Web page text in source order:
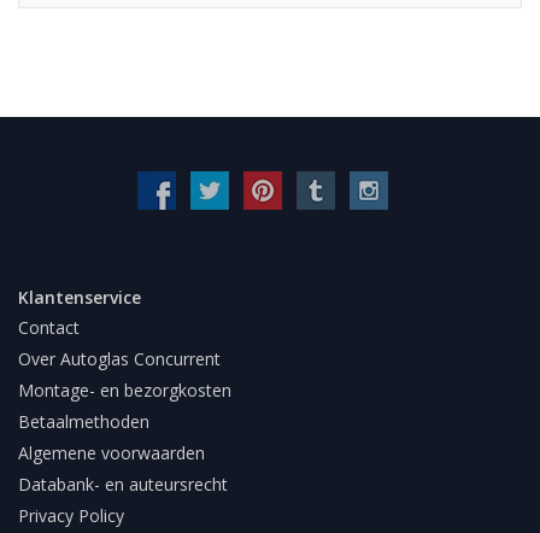
Klantenservice
Contact
Over Autoglas Concurrent
Montage- en bezorgkosten
Betaalmethoden
Algemene voorwaarden
Databank- en auteursrecht
Privacy Policy